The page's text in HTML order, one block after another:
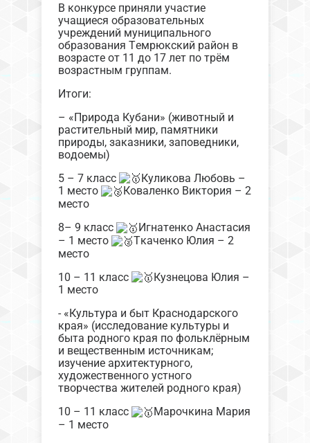
В конкурсе приняли участие
учащиеся образовательных
учреждений муниципального
образования Темрюкский район в
возрасте от 11 до 17 лет по трём
возрастным группам.
Итоги:
– «Природа Кубани» (животный и
растительный мир, памятники
природы, заказники, заповедники,
водоемы)
5 – 7 класс
Куликова Любовь –
1 место
Коваленко Виктория – 2
место
8– 9 класс
Игнатенко Анастасия
– 1 место
Ткаченко Юлия – 2
место
10 – 11 класс
Кузнецова Юлия –
1 место
- «Культура и быт Краснодарского
края» (исследование культуры и
быта родного края по фольклёрным
и вещественным источникам;
изучение архитектурного,
художественного устного
творчества жителей родного края)
10 – 11 класс
Марочкина Мария
– 1 место